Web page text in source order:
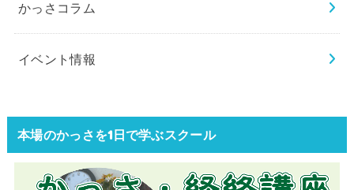
かっさコラム
イベント情報
本場のかっさを1日で学ぶスクール